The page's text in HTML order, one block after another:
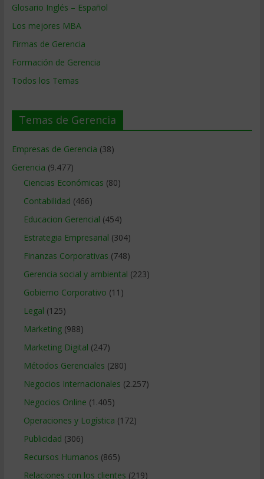
Glosario Inglés – Español
Los mejores MBA
Firmas de Gerencia
Formación de Gerencia
Todos los Temas
Temas de Gerencia
Empresas de Gerencia (38)
Gerencia (9.477)
Ciencias Económicas (80)
Contabilidad (466)
Educacion Gerencial (454)
Estrategia Empresarial (304)
Finanzas Corporativas (748)
Gerencia social y ambiental (223)
Gobierno Corporativo (11)
Legal (125)
Marketing(988)
Marketing Digital (247)
Métodos Gerenciales (280)
Negocios Internacionales (2.257)
Negocios Online (1.405)
Operaciones y Logística (172)
Publicidad (306)
Recursos Humanos (865)
Relaciones con los clientes (219)